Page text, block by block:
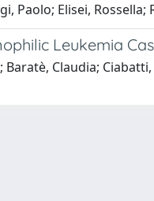
Paolo; Elisei, Rossella;
Leukemia
Claudia;